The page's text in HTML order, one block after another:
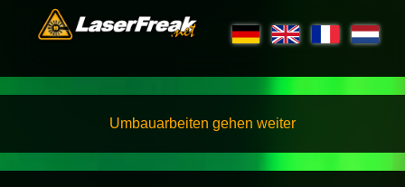
Umbauarbeiten gehen weiter